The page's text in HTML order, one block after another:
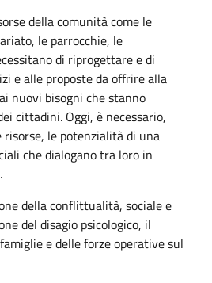
della comunità come le
le parrocchie, le
di riprogettare e di
e alle proposte da offrire alla
nuovi bisogni che stanno
cittadini. Oggi, è necessario,
le potenzialità di una
che dialogano tra loro in
della conflittualità, sociale e
del disagio psicologico, il
e delle forze operative sul